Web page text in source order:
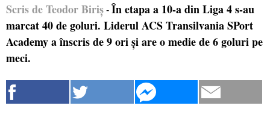
Scris de Teodor Biriș - În etapa a 10-a din Liga 4 s-au
marcat 40 de goluri. Liderul ACS Transilvania SPort
Academy a înscris de 9 ori și are o medie de 6 goluri pe
meci.